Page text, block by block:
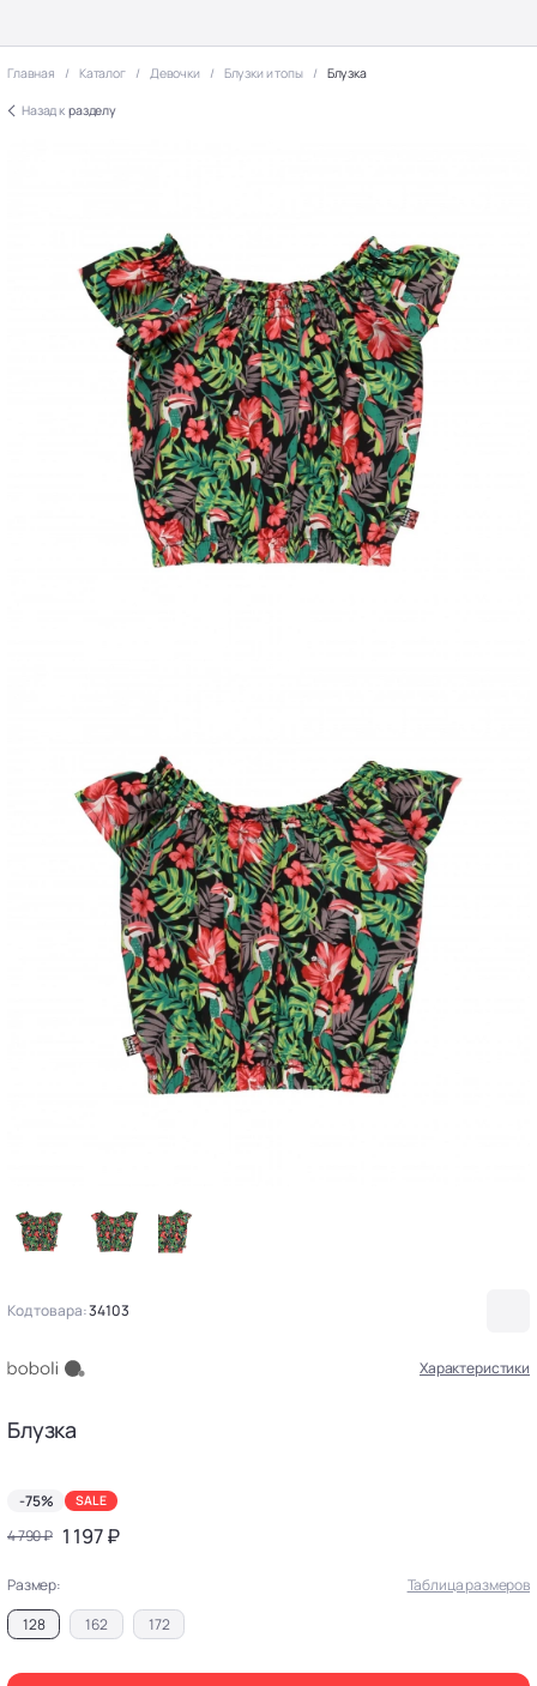
Главная Каталог Девочки Блузки и топы Блузка
Назад к разделу
Код товара:34103
Характеристики
Блузка
-75% SALE
4 790 ₽ 1 197 ₽
Размер:
Таблица размеров
128
162 172